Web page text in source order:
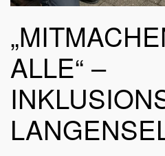
ALLE“ –